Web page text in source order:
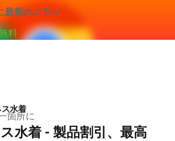
最新のチラシ
料
箇所に
水着
水着 - 製品割引、最高